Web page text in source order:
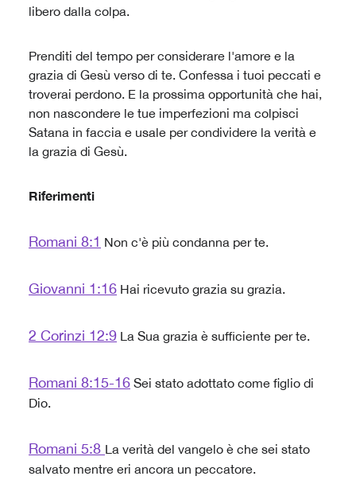
libero dalla colpa.
Prenditi del tempo per considerare l'amore e la
grazia di Gesù verso di te. Confessa i tuoi peccati e
troverai perdono. E la prossima opportunità che hai,
non nascondere le tue imperfezioni ma colpisci
Satana in faccia e usale per condividere la verità e
la grazia di Gesù.
Riferimenti
Romani 8:1 Non c'è più condanna per te.
Giovanni 1:16 Hai ricevuto grazia su grazia.
2 Corinzi 12:9 La Sua grazia è sufficiente per te.
Romani 8:15-16 Sei stato adottato come figlio di
Dio.
Romani 5:8 La verità del vangelo è che sei stato
salvato mentre eri ancora un peccatore.